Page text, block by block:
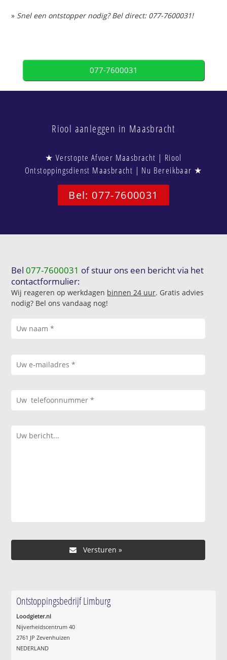
» Snel een ontstopper nodig? Bel direct: 077-7600031!
077-7600031
Riool aanleggen in Maasbracht
★ Verstopte Afvoer Maasbracht | Riool
Ontstoppingsdienst Maasbracht | Nu Bereikbaar ★
Bel: 077-7600031
Bel077-7600031 of stuur ons een bericht via het
contactformulier:
Wij reageren op werkdagen binnen 24 uur. Gratis advies
nodig? Bel ons vandaag nog!
Ontstoppingsbedrijf Limburg
Loodgieter.nl
Nijverheidscentrum 40
2761 JP Zevenhuizen
NEDERLAND